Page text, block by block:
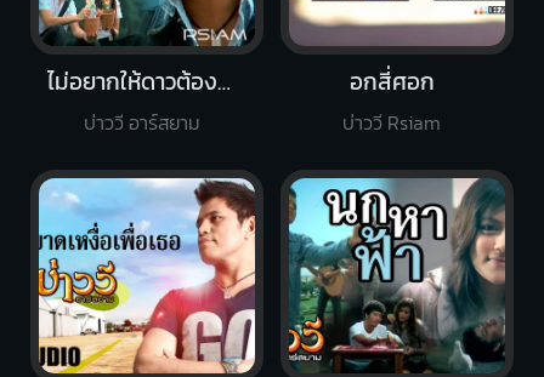
ไม่อยากให้ดาวต้องมาเปื้อนดิน
บ่าววี อาร์สยาม
อกสี่ศอก
บ่าววี Rsiam